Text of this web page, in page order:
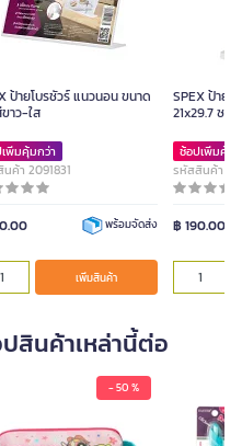
ป้ายโบรชัวร์ แนวนอน ขนาด
าว-ใส
พิ่มคุ้มกว่า
ค้า 2091831
พร้อมจัดส่ง
เพิ่มสินค้า
SPEX ป้าย
21x29.7 ซม.
ช้อปเพิ่มคุ้ม
รหัสสินค้า
฿ 190.00
สินค้าเหล่านี้ต่อ
- 50 %